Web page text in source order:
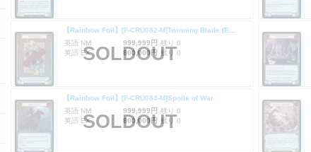
英語 NM
999,999円 残り 0
英語 EX
800,000円 残り 0
SOLDOUT
【Rainbow Foil】[F-CRU084-M]Spoils of War
英語 NM
999,999円 残り 0
英語 EX
800,000円 残り 0
SOLDOUT